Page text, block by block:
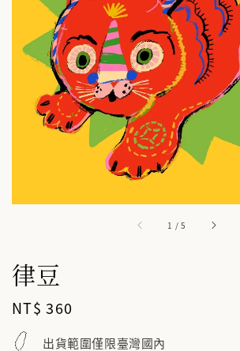
1 /5
律豆
Regular
price
NT$ 360
出貨範圍僅限臺灣國內